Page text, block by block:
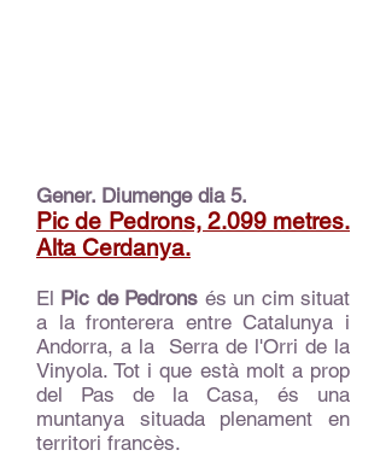
Gener. Diumenge dia 5.
Pic de Pedrons, 2.099 metres.
Alta Cerdanya.
El Pic de Pedrons és un cim situat
a la fronterera entre Catalunya i
Andorra, a la Serra de l'Orri de la
Vinyola. Tot i que està molt a prop
del Pas de la Casa, és una
muntanya situada plenament en
territori francès.